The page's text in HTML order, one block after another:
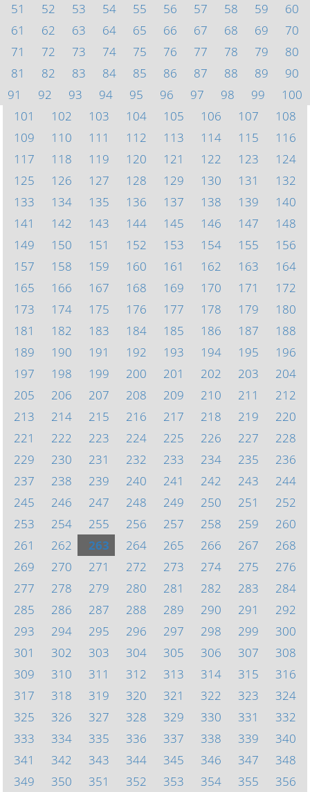
51
52 53 54 55 56 57 58 59
60
61
62 63 64 65 66 67 68 69
70
71
72 73 74 75 76 77 78 79
80
81
82 83 84 85 86 87 88 89
90
91
92 93 94 95 96 97 98 99
100
101
102 103 104 105 106 107
108
109
110 111 112 113 114 115
116
117
118 119 120 121 122 123
124
125
126 127 128 129 130 131
132
133
134 135 136 137 138 139
140
141
142 143 144 145 146 147
148
149
150 151 152 153 154 155
156
157
158 159 160 161 162 163
164
165
166 167 168 169 170 171
172
173
174 175 176 177 178 179
180
181
182 183 184 185 186 187
188
189
190 191 192 193 194 195
196
197
198 199 200 201 202 203
204
205
206 207 208 209 210 211
212
213
214 215 216 217 218 219
220
221
222 223 224 225 226 227
228
229
230 231 232 233 234 235
236
237
238 239 240 241 242 243
244
245
246 247 248 249 250 251
252
253
254 255 256 257 258 259
260
261
262 263 264 265 266 267
268
269
270 271 272 273 274 275
276
277
278 279 280 281 282 283
284
285
286 287 288 289 290 291
292
293
294 295 296 297 298 299
300
301
302 303 304 305 306 307
308
309
310 311 312 313 314 315
316
317
318 319 320 321 322 323
324
325
326 327 328 329 330 331
332
333
334 335 336 337 338 339
340
341
342 343 344 345 346 347
348
349
350 351 352 353 354 355 356